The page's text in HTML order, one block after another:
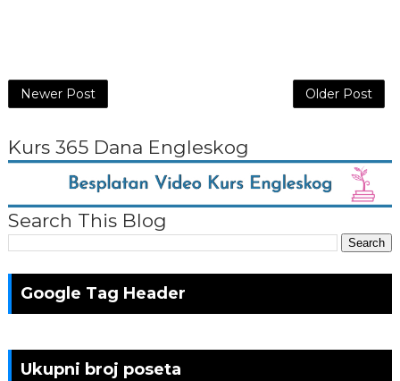
Newer Post Older Post
Kurs 365 Dana Engleskog
Search This Blog
Google Tag Header
Ukupni broj poseta